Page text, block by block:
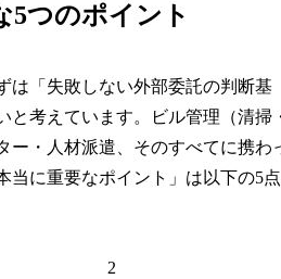
5つのポイント
は「失敗しない外部委託の判断基
と考えています。ビル管理（清掃
ー・人材派遣、そのすべてに携わ
当に重要なポイント」は以下の5点
2